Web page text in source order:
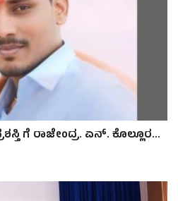
ಗೆ ರಾಜೇಂದ್ರ. ಏನ್. ಕೊಲ್ಲೂರ...